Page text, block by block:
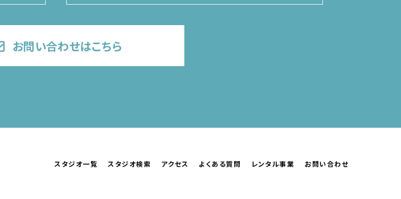
お問い合わせはこちら
スタジオ一覧 スタジオ検索 アクセス よくある質問 レンタル事業 お問い合わせ